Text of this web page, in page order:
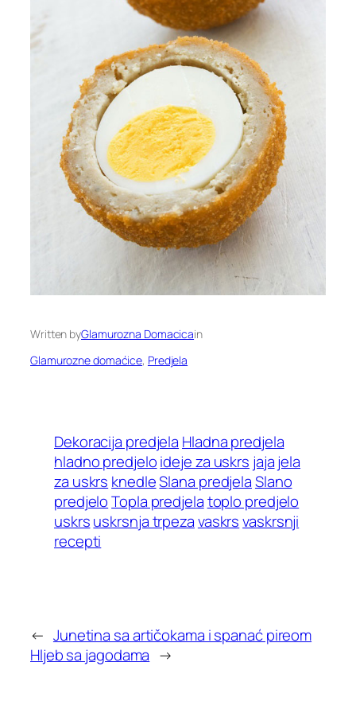
Written byGlamurozna Domacicain
Glamurozne domaćice, Predjela
Dekoracija predjela Hladna predjela
hladno predjeloideje za uskrs jajajela
za uskrs knedleSlana predjelaSlano
predjeloTopla predjelatoplo predjelo
uskrsuskrsnja trpezavaskrsvaskrsnji
recepti
← Junetina sa artičokama i spanać pireom
Hljeb sa jagodama →